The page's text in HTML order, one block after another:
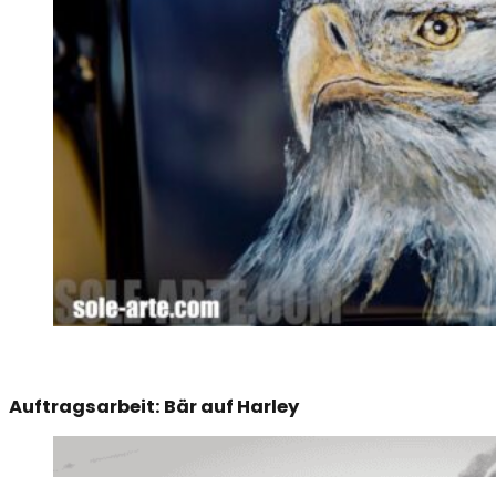
Auftragsarbeit: Bär auf Harley